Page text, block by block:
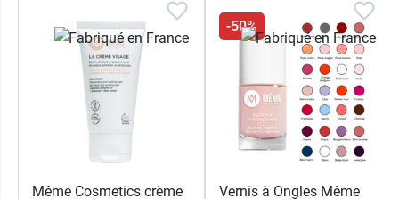
Même Cosmetics crème
-50%
Vernis à Ongles Même